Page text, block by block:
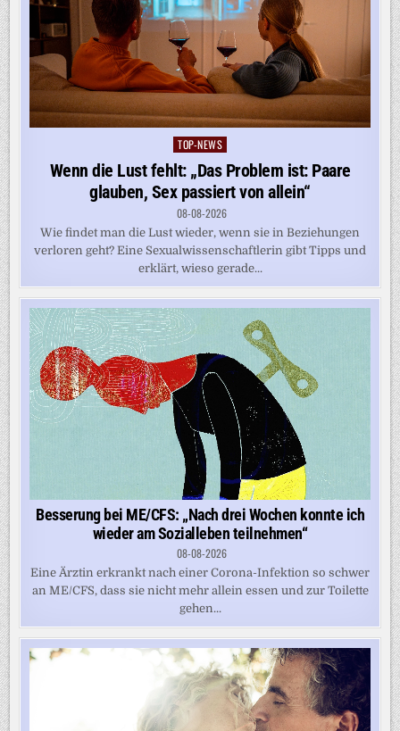
Posted
in
TOP-NEWS
Wenn die Lust fehlt: „Das Problem ist: Paare
glauben, Sex passiert von allein“
08-08-2026
Wie findet man die Lust wieder, wenn sie in Beziehungen
verloren geht? Eine Sexualwissenschaftlerin gibt Tipps und
erklärt, wieso gerade...
Besserung bei ME/CFS: „Nach drei Wochen konnte ich
wieder am Sozialleben teilnehmen“
08-08-2026
Eine Ärztin erkrankt nach einer Corona-Infektion so schwer
an ME/CFS, dass sie nicht mehr allein essen und zur Toilette
gehen...